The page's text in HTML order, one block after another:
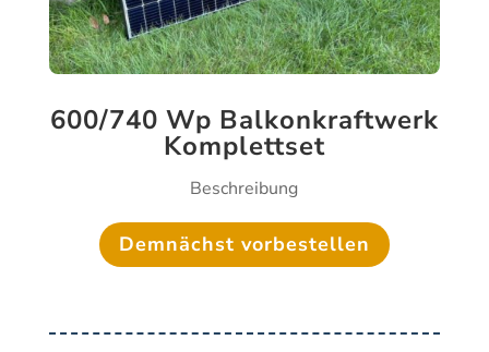
600/740 Wp Balkonkraftwerk
Komplettset
Beschreibung
Demnächst vorbestellen